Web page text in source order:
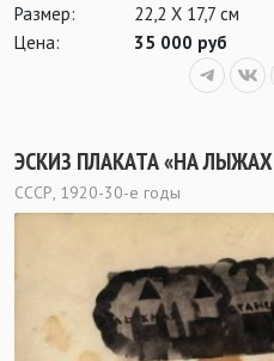
Размер:
22,2 Х 17,7 см
Цена:
35 000 руб
ЭСКИЗ ПЛАКАТА «НА
СССР, 1920-30-е годы